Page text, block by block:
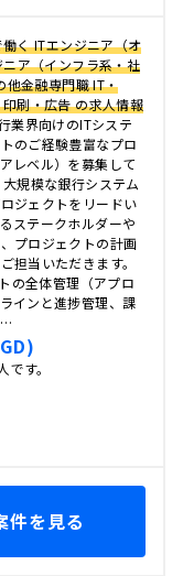
く ITエンジニア（オ
ア（インフラ系・社
金融専門職 IT・
刷・広告 の求人情報
業界向けのITシステ
のご経験豊富なプロ
レベル）を募集して
規模な銀行システム
ジェクトをリードい
ステークホルダーや
プロジェクトの計画
担当いただきます。
の全体管理（アプロ
インと進捗管理、課
…
す。
件を見る